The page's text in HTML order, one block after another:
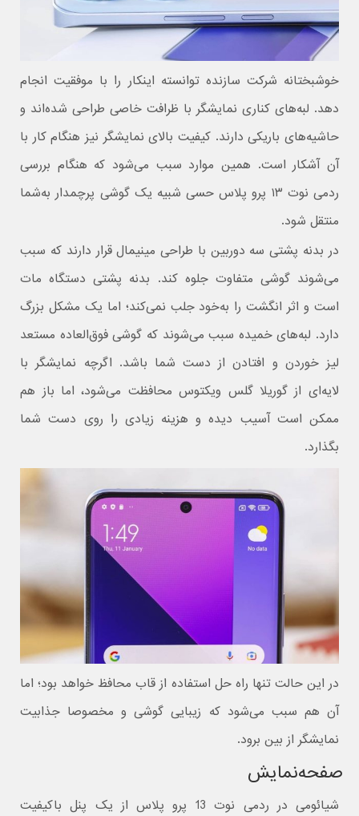
خوشبختانه شرکت سازنده توانسته اینکار را با موفقیت انجام
دهد. لبه‌های کناری نمایشگر با ظرافت خاصی طراحی شده‌اند و
حاشیه‌های باریکی دارند. کیفیت بالای نمایشگر نیز هنگام کار با
آن آشکار است. همین موارد سبب می‌شود که هنگام بررسی
ردمی نوت ۱۳ پرو پلاس حسی شبیه یک گوشی پرچمدار به‌شما
منتقل شود.
در بدنه پشتی سه‌ دوربین با طراحی مینیمال قرار دارند که سبب
می‌شوند گوشی متفاوت جلوه کند. بدنه پشتی دستگاه مات
است و اثر انگشت را به‌خود جلب نمی‌کند؛ اما یک مشکل بزرگ
دارد. لبه‌های خمیده سبب می‌شوند که گوشی فوق‌العاده مستعد
لیز خوردن و افتادن از دست شما باشد. اگرچه نمایشگر با
لایه‌ای از گوریلا گلس ویکتوس محافظت می‌شود، اما باز هم
ممکن است آسیب دیده و هزینه زیادی را روی دست شما
بگذارد.
در این حالت تنها راه حل استفاده از قاب محافظ خواهد بود؛ اما
آن هم سبب می‌شود که زیبایی گوشی و مخصوصا جذابیت
نمایشگر از بین برود.
صفحه‌نمایش
شیائومی در ردمی نوت 13 پرو پلاس از یک پنل باکیفیت